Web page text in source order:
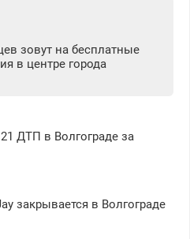
зовут на бесплатные
в центре города
ДТП в Волгограде за
закрывается в Волгограде